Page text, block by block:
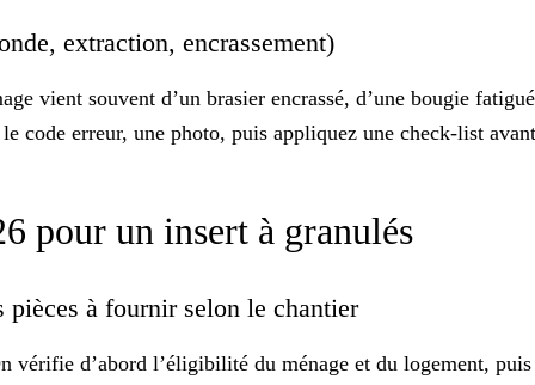
extraction, encrassement)
vient souvent d’un brasier encrassé, d’une bougie
code erreur, une photo, puis appliquez une check-list
pour un insert à granulés
à fournir selon le chantier
vérifie d’abord l’éligibilité du ménage et du logement,